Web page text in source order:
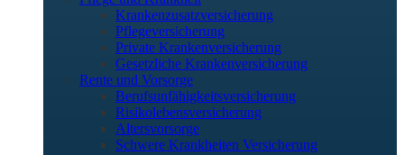
Krankenzusatzversicherung
Pflegeversicherung
Private Krankenversicherung
Gesetzliche Krankenversicherung
Rente und Vorsorge
Berufs­unfähigkeitsversicherung
Risikolebensversicherung
Altersvorsorge
Schwere Krankheiten Versicherung